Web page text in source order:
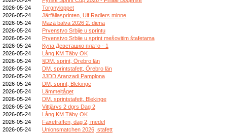
2026-05-24
Torgnyloppet
2026-05-24
Järfällasprinten, Ulf Radlers minne
2026-05-24
Mazā balva 2026 2. diena
2026-05-24
Prvenstvo Srbije u sprintu
2026-05-24
Prvenstvo Srbije u sprint mešovitim štafetama
2026-05-24
Купа Деветашко плато - 1
2026-05-24
Lång KM Täby OK
2026-05-24
§DM, sprint, Örebro län
2026-05-24
DM, sprintstafett, Örebro län
2026-05-24
JJDD Aranzadi Pamplona
2026-05-24
DM, sprint, Blekinge
2026-05-24
Lämmeltåget
2026-05-24
DM, sprintstafett, Blekinge
2026-05-24
Vittjärvs 2 dgrs Dag 2
2026-05-24
Lång KM Täby OK
2026-05-24
Faxeträffen, dag 2, medel
2026-05-24
Unionsmatchen 2026, stafett